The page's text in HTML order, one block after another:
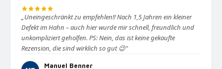
„Uneingeschränkt zu empfehlen!! Nach 1,5 Jahren ein kleiner
Defekt im Hahn – auch hier wurde mir schnell, freundlich und
unkompliziert geholfen. PS: Nein, das ist keine gekaufte
Rezension, die sind wirklich so gut 😉"
Manuel Benner